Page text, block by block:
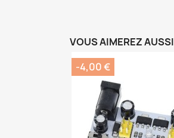
VOUS AIMEREZ AUSSI
-4,00 €